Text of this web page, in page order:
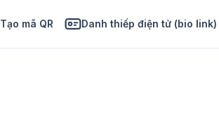
Tạo mã QR Danh thiếp điện tử (bio link)